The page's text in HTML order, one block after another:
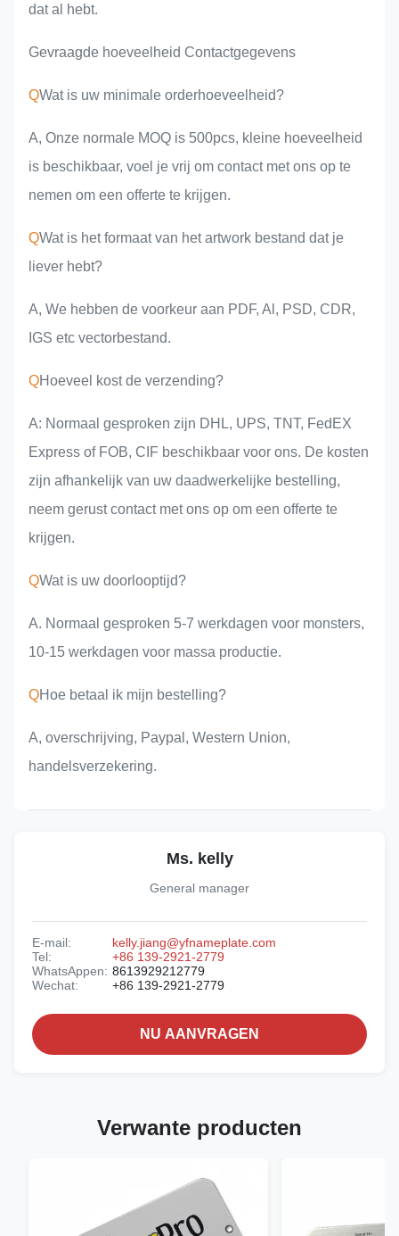
dat al hebt.
Gevraagde hoeveelheid Contactgegevens
QWat is uw minimale orderhoeveelheid?
A, Onze normale MOQ is 500pcs, kleine hoeveelheid
is beschikbaar, voel je vrij om contact met ons op te
nemen om een offerte te krijgen.
QWat is het formaat van het artwork bestand dat je
liever hebt?
A, We hebben de voorkeur aan PDF, Al, PSD, CDR,
IGS etc vectorbestand.
QHoeveel kost de verzending?
A: Normaal gesproken zijn DHL, UPS, TNT, FedEX
Express of FOB, CIF beschikbaar voor ons. De kosten
zijn afhankelijk van uw daadwerkelijke bestelling,
neem gerust contact met ons op om een offerte te
krijgen.
QWat is uw doorlooptijd?
A. Normaal gesproken 5-7 werkdagen voor monsters,
10-15 werkdagen voor massa productie.
QHoe betaal ik mijn bestelling?
A, overschrijving, Paypal, Western Union,
handelsverzekering.
Ms. kelly
General manager
E-mail:
kelly.jiang@yfnameplate.com
Tel:
+86 139-2921-2779
WhatsAppen: 8613929212779
Wechat:
+86 139-2921-2779
NU AANVRAGEN
Verwante producten